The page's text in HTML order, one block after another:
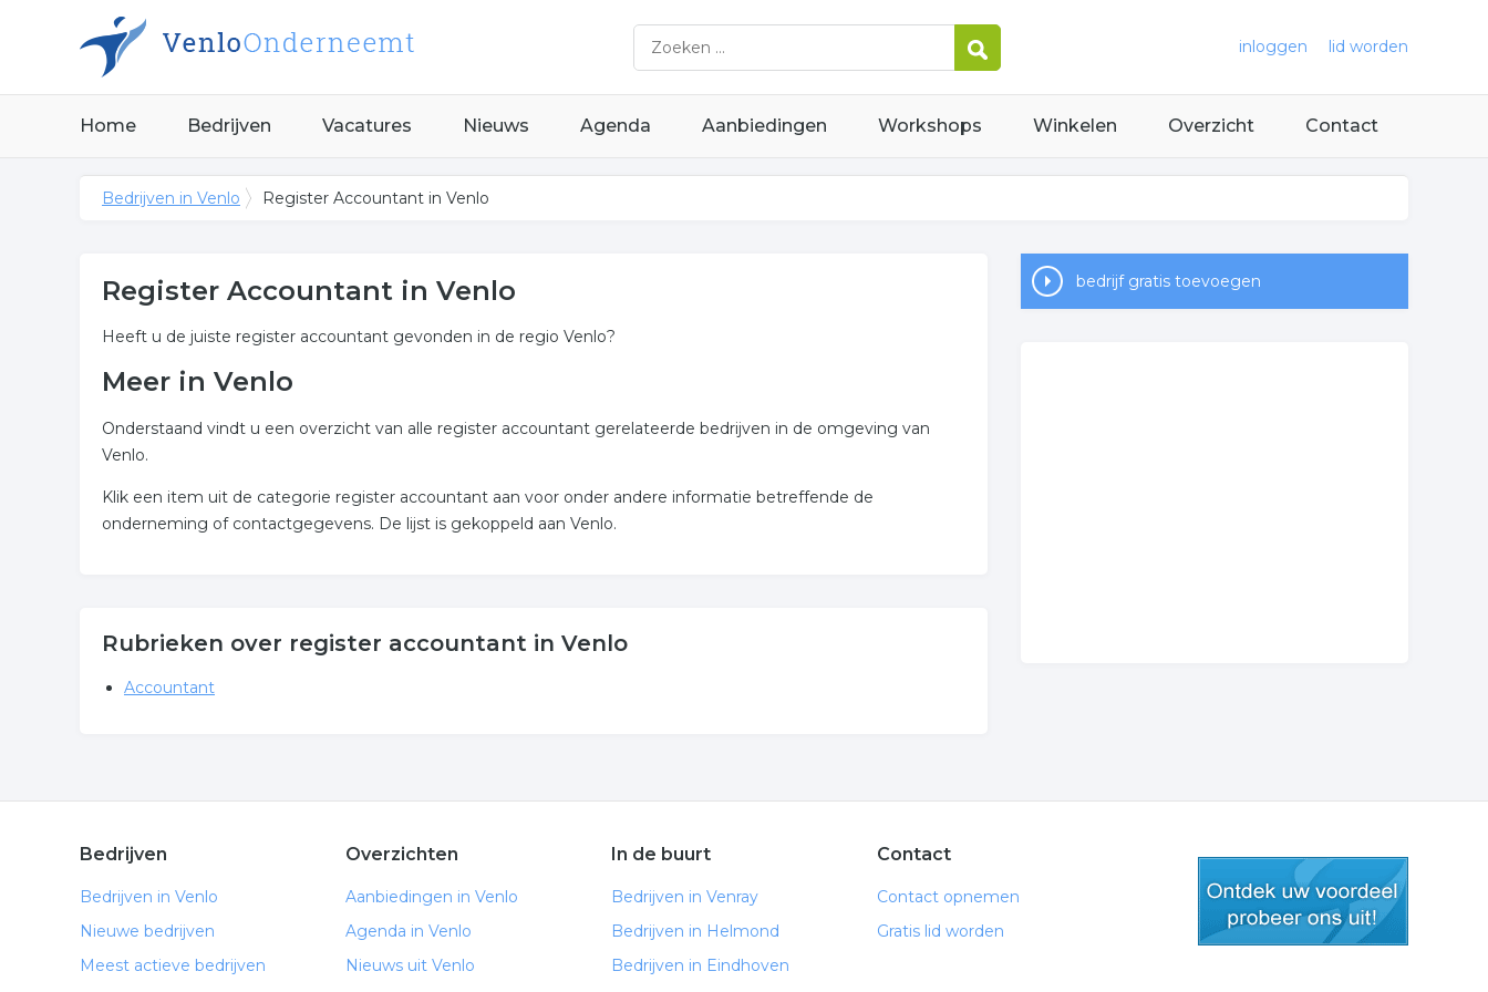
inloggen lid worden
Home Bedrijven Vacatures Nieuws Agenda Aanbiedingen Workshops Winkelen Overzicht Contact
Bedrijven in Venlo Register Accountant in Venlo
Register Accountant in Venlo
Heeft u de juiste register accountant gevonden in de regio Venlo?
Meer in Venlo
Onderstaand vindt u een overzicht van alle register accountant gerelateerde bedrijven in de omgeving van
Venlo.
Klik een item uit de categorie register accountant aan voor onder andere informatie betreffende de
onderneming of contactgegevens. De lijst is gekoppeld aan Venlo.
Rubrieken over register accountant in Venlo
Accountant
bedrijf gratis toevoegen
Bedrijven
Bedrijven in Venlo
Nieuwe bedrijven
Meest actieve bedrijven
Overzichten
Aanbiedingen in Venlo
Agenda in Venlo
Nieuws uit Venlo
In de buurt
Bedrijven in Venray
Bedrijven in Helmond
Bedrijven in Eindhoven
Contact
Contact opnemen
Gratis lid worden